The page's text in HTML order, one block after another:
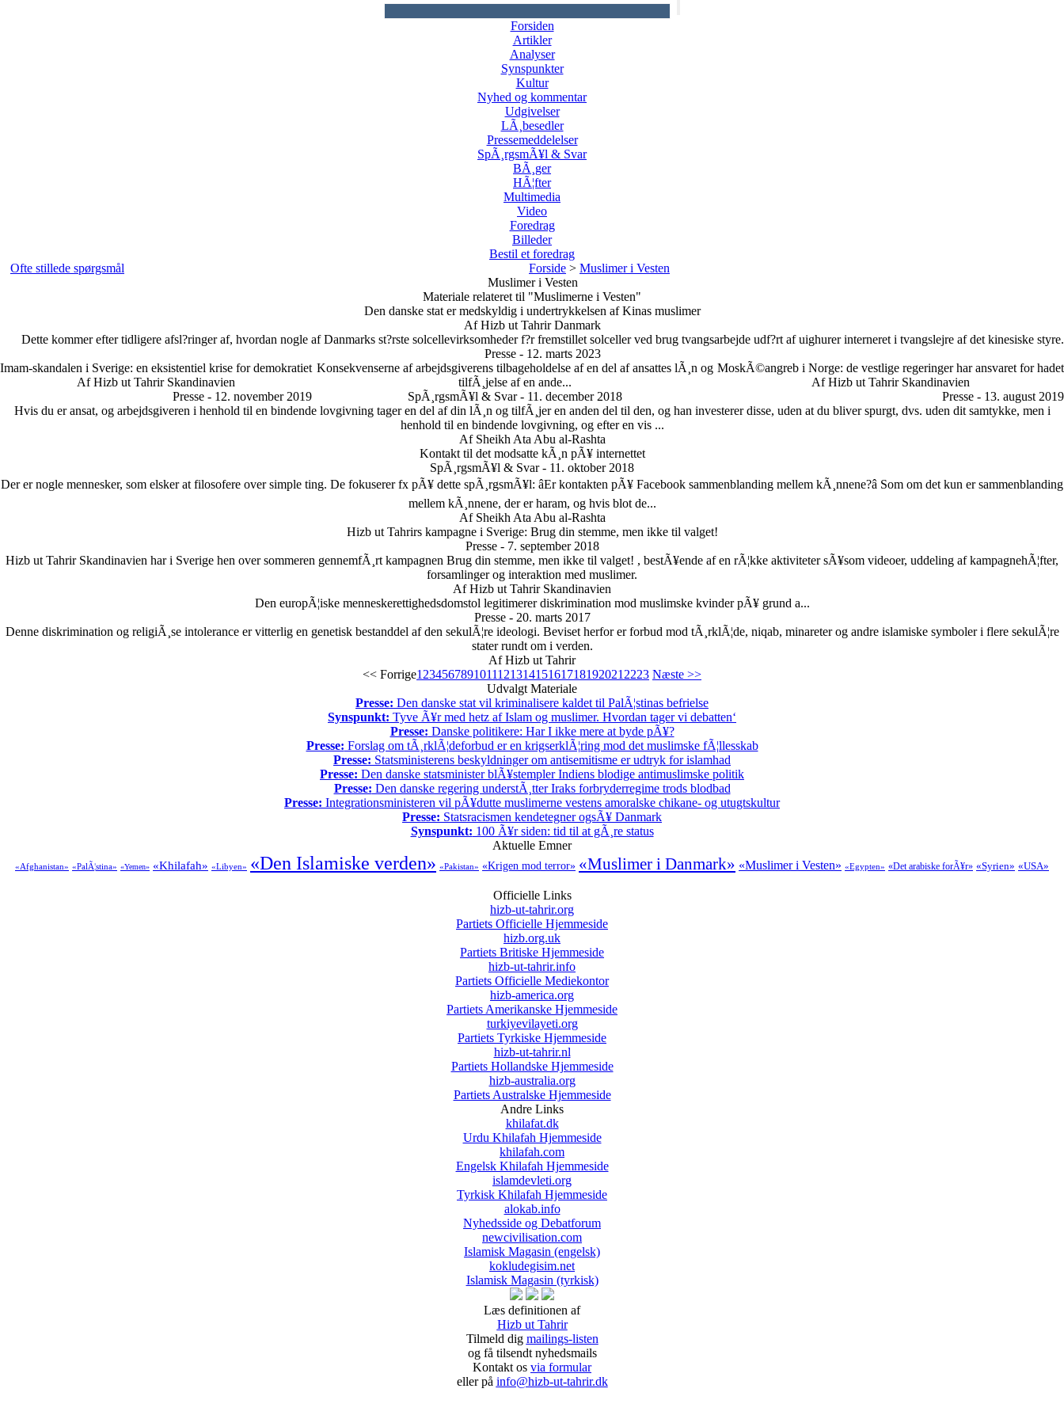
Forsiden
Artikler
Analyser
Synspunkter
Kultur
Nyhed og kommentar
Udgivelser
LÃ¸besedler
Pressemeddelelser
SpÃ¸rgsmÃ¥l & Svar
BÃ¸ger
HÃ¦fter
Multimedia
Video
Foredrag
Billeder
Bestil et foredrag
Ofte stillede spørgsmål
Forside > Muslimer i Vesten
Muslimer i Vesten
Materiale relateret til "Muslimerne i Vesten"
Den danske stat er medskyldig i undertrykkelsen af Kinas muslimer
Af Hizb ut Tahrir Danmark
Dette kommer efter tidligere afsl?ringer af, hvordan nogle af Danmarks st?rste solcellevirksomheder f?r fremstillet solceller ved brug tvangsarbejde udf?rt af uighurer interneret i tvangslejre af det kinesiske styre.
Presse - 12. marts 2023
Imam-skandalen i Sverige: en eksistentiel krise for demokratiet
Af Hizb ut Tahrir Skandinavien
Presse - 12. november 2019
MoskÃ©angreb i Norge: de vestlige regeringer har ansvaret for hadet
Af Hizb ut Tahrir Skandinavien
Presse - 13. august 2019
Konsekvenserne af arbejdsgiverens tilbageholdelse af en del af ansattes lÃ¸n og
tilfÃ¸jelse af en ande...
SpÃ¸rgsmÃ¥l & Svar - 11. december 2018
Hvis du er ansat, og arbejdsgiveren i henhold til en bindende lovgivning tager en del af din lÃ¸n og tilfÃ¸jer en anden del til den, og han investerer disse, uden at du bliver spurgt, dvs. uden dit samtykke, men i
henhold til en bindende lovgivning, og efter en vis ...
Af Sheikh Ata Abu al-Rashta
Kontakt til det modsatte kÃ¸n pÃ¥ internettet
SpÃ¸rgsmÃ¥l & Svar - 11. oktober 2018
Der er nogle mennesker, som elsker at filosofere over simple ting. De fokuserer fx pÃ¥ dette spÃ¸rgsmÃ¥l: âEr kontakten pÃ¥ Facebook sammenblanding mellem kÃ¸nnene?â Som om det kun er sammenblanding
mellem kÃ¸nnene, der er haram, og hvis blot de...
Af Sheikh Ata Abu al-Rashta
Hizb ut Tahrirs kampagne i Sverige: Brug din stemme, men ikke til valget!
Presse - 7. september 2018
Hizb ut Tahrir Skandinavien har i Sverige hen over sommeren gennemfÃ¸rt kampagnen Brug din stemme, men ikke til valget! , bestÃ¥ende af en rÃ¦kke aktiviteter sÃ¥som videoer, uddeling af kampagnehÃ¦fter,
forsamlinger og interaktion med muslimer.
Af Hizb ut Tahrir Skandinavien
Den europÃ¦iske menneskerettighedsdomstol legitimerer diskrimination mod muslimske kvinder pÃ¥ grund a...
Presse - 20. marts 2017
Denne diskrimination og religiÃ¸se intolerance er vitterlig en genetisk bestanddel af den sekulÃ¦re ideologi. Beviset herfor er forbud mod tÃ¸rklÃ¦de, niqab, minareter og andre islamiske symboler i flere sekulÃ¦re
stater rundt om i verden.
Af Hizb ut Tahrir
<< Forrige1 23456789101112131415161718192021 2223 Næste >>
Udvalgt Materiale
Presse: Den danske stat vil kriminalisere kaldet til PalÃ¦stinas befrielse
Synspunkt: Tyve Ã¥r med hetz af Islam og muslimer. Hvordan tager vi debatten‘
Presse: Danske politikere: Har I ikke mere at byde pÃ¥?
Presse: Forslag om tÃ¸rklÃ¦deforbud er en krigserklÃ¦ring mod det muslimske fÃ¦llesskab
Presse: Statsministerens beskyldninger om antisemitisme er udtryk for islamhad
Presse: Den danske statsminister blÃ¥stempler Indiens blodige antimuslimske politik
Presse: Den danske regering understÃ¸tter Iraks forbryderregime trods blodbad
Presse: Integrationsministeren vil pÃ¥dutte muslimerne vestens amoralske chikane- og utugtskultur
Presse: Statsracismen kendetegner ogsÃ¥ Danmark
Synspunkt: 100 Ã¥r siden: tid til at gÃ¸re status
Aktuelle Emner
«Afghanistan» «PalÃ¦stina» «Yemen» «Khilafah» «Libyen» «Den Islamiske verden» «Pakistan» «Krigen mod terror» «Muslimer i Danmark» «Muslimer i Vesten» «Egypten» «Det arabiske forÃ¥r» «Syrien» «USA»
Officielle Links
hizb-ut-tahrir.org
Partiets Officielle Hjemmeside
hizb.org.uk
Partiets Britiske Hjemmeside
hizb-ut-tahrir.info
Partiets Officielle Mediekontor
hizb-america.org
Partiets Amerikanske Hjemmeside
turkiyevilayeti.org
Partiets Tyrkiske Hjemmeside
hizb-ut-tahrir.nl
Partiets Hollandske Hjemmeside
hizb-australia.org
Partiets Australske Hjemmeside
Andre Links
khilafat.dk
Urdu Khilafah Hjemmeside
khilafah.com
Engelsk Khilafah Hjemmeside
islamdevleti.org
Tyrkisk Khilafah Hjemmeside
alokab.info
Nyhedsside og Debatforum
newcivilisation.com
Islamisk Magasin (engelsk)
kokludegisim.net
Islamisk Magasin (tyrkisk)
Læs definitionen af
Hizb ut Tahrir
Tilmeld dig mailings-listen
og få tilsendt nyhedsmails
Kontakt os via formular
eller på info@hizb-ut-tahrir.dk